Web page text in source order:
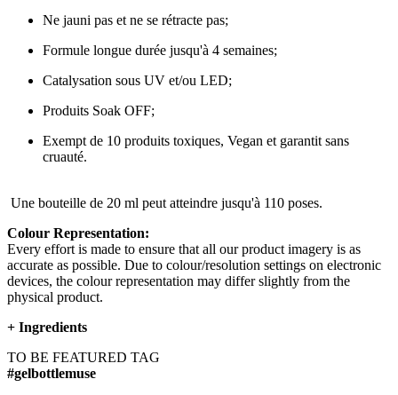
Ne jauni pas et ne se rétracte pas;
Formule longue durée jusqu'à 4 semaines;
Catalysation sous UV et/ou LED;
Produits Soak OFF;
Exempt de 10 produits toxiques, Vegan et garantit sans
cruauté.
Une bouteille de 20 ml peut atteindre jusqu'à 110 poses.
Colour Representation:
Every effort is made to ensure that all our product imagery is as
accurate as possible. Due to colour/resolution settings on electronic
devices, the colour representation may differ slightly from the
physical product.
+ Ingredients
TO BE FEATURED TAG
#gelbottlemuse